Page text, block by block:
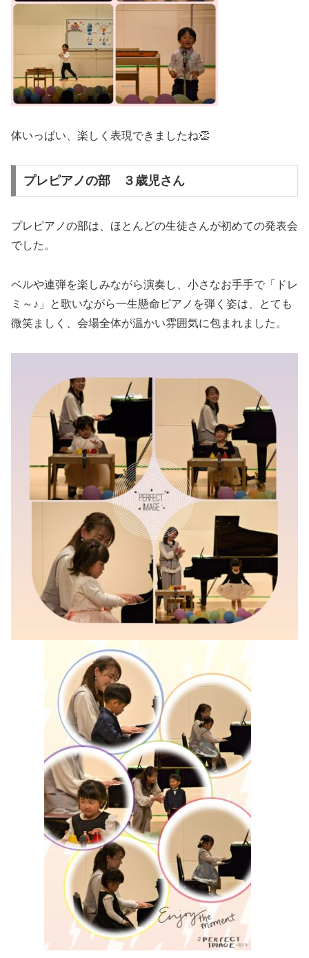
体いっぱい、楽しく表現できましたね👏
プレピアノの部 ３歳児さん
プレピアノの部は、ほとんどの生徒さんが初めての発表会
でした。
ベルや連弾を楽しみながら演奏し、小さなお手手で「ドレ
ミ～♪」と歌いながら一生懸命ピアノを弾く姿は、とても
微笑ましく、会場全体が温かい雰囲気に包まれました。